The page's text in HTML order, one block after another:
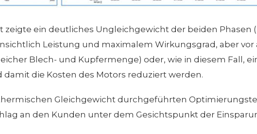
zeigte ein deutliches Ungleichgewicht der beiden Phasen
Leistung und maximalem Wirkungsgrad, aber
Blech- und Kupfermenge) oder, wie in diesem Fall,
die Kosten des Motors reduziert werden.
Gleichgewicht durchgeführten
an den Kunden unter dem Gesichtspunkt der